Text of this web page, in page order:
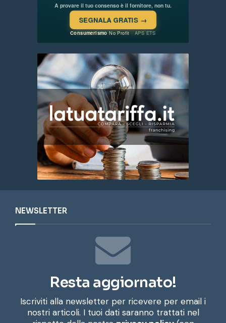
NEWSLETTER
Resta aggiornato!
Iscriviti alla newsletter per ricevere per email i
nostri articoli. I tuoi dati saranno trattati nel